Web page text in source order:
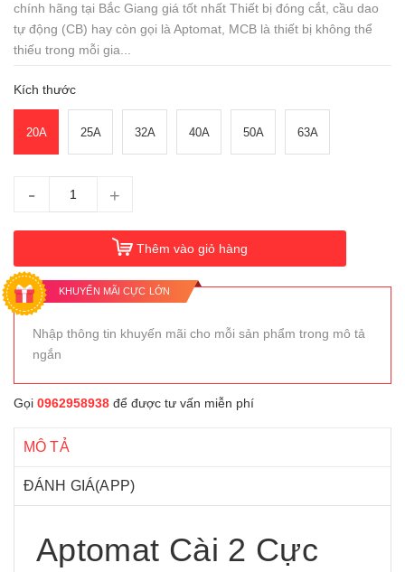
chính hãng tại Bắc Giang giá tốt nhất Thiết bị đóng cắt, cầu dao
tự động (CB) hay còn gọi là Aptomat, MCB là thiết bị không thể
thiếu trong mỗi gia...
Kích thước
20A 25A 32A 40A 50A 63A
- +
Thêm vào giỏ hàng
KHUYẾN MÃI CỰC LỚN
Nhập thông tin khuyến mãi cho mỗi sản phẩm trong mô tả
ngắn
Gọi 0962958938 để được tư vấn miễn phí
MÔ TẢ
ĐÁNH GIÁ(APP)
Aptomat Cài 2 Cực